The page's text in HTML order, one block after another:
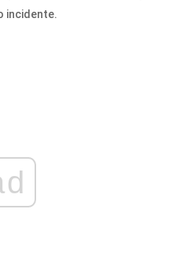
incidente.